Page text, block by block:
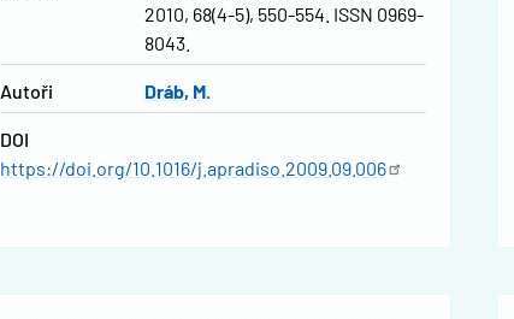
2010, 68(4-5), 550-554. ISSN 0969-
8043.
Autoři Dráb, M.
DOI
https://doi.org/10.1016/j.apradiso.2009.09.006